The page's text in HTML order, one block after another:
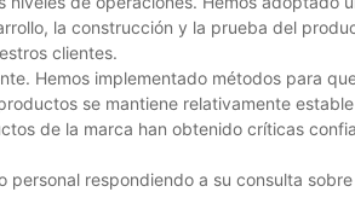
la construcción y la prueba del
clientes.
Hemos implementado métodos para
se mantiene relativamente
de la marca han obtenido críticas
personal respondiendo a su consulta